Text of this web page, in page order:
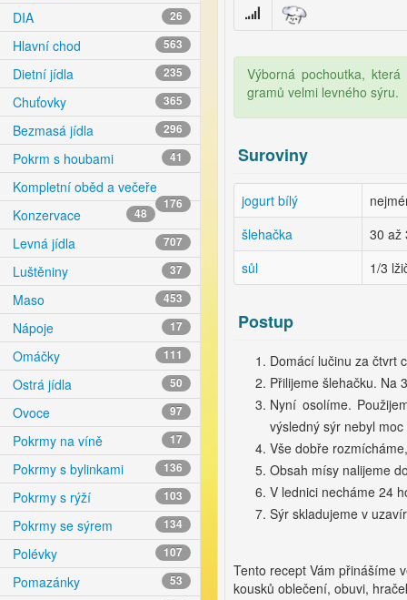
DIA 26
Hlavní chod 563
Dietní jídla 235
Chuťovky 365
Bezmasá jídla 296
Pokrm s houbami 41
Kompletní oběd a večeře
176
Konzervace 48
Levná jídla 707
Luštěniny 37
Maso 453
Nápoje 17
Omáčky 111
Ostrá jídla 50
Ovoce 97
Pokrmy na víně 17
Pokrmy s bylinkami 136
Pokrmy s rýží 103
Pokrmy se sýrem 134
Polévky 107
Pomazánky 53
Výborná pochoutka,
gramů velmi levného sýru.
Suroviny
jogurt bílý
šlehačka
30 až
sůl
1/3
Postup
Domácí lučinu za čtvrt
Přilijeme šlehačku. Na
Nyní osolíme.
výsledný sýr nebyl moc
Vše dobře
Obsah mísy nalijeme
V lednici necháme 24
Sýr skladujeme v
Tento recept Vám přinášíme
kousků oblečení, obuvi,